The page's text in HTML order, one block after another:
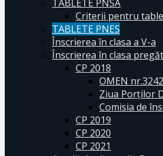
TABLETE PNSA
Criterii pentru
TABLETE PNES
Înscrierea în clasa a V-a
Înscrierea în clasa
CP 2018
OMEN
Ziua Porților
Comisia de
CP 2019
CP 2020
CP 2021